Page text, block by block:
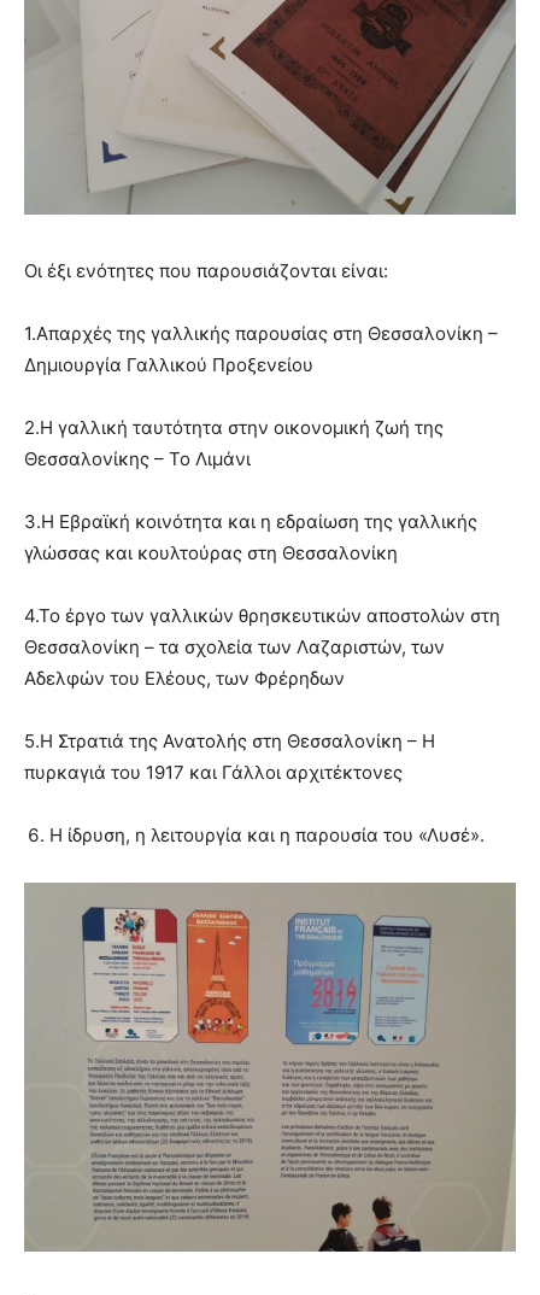
Οι έξι ενότητες που παρουσιάζονται είναι:
1.Απαρχές της γαλλικής παρουσίας στη Θεσσαλονίκη –
Δημιουργία Γαλλικού Προξενείου
2.Η γαλλική ταυτότητα στην οικονομική ζωή της
Θεσσαλονίκης – Το Λιμάνι
3.Η Εβραϊκή κοινότητα και η εδραίωση της γαλλικής
γλώσσας και κουλτούρας στη Θεσσαλονίκη
4.Το έργο των γαλλικών θρησκευτικών αποστολών στη
Θεσσαλονίκη – τα σχολεία των Λαζαριστών, των
Αδελφών του Ελέους, των Φρέρηδων
5.Η Στρατιά της Ανατολής στη Θεσσαλονίκη – Η
πυρκαγιά του 1917 και Γάλλοι αρχιτέκτονες
Η ίδρυση, η λειτουργία και η παρουσία του «Λυσέ».